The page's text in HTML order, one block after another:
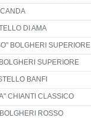
DI AMA
BOLGHERI SUPERIORE
SUPERIORE
BANFI
CHIANTI CLASSICO
ROSSO